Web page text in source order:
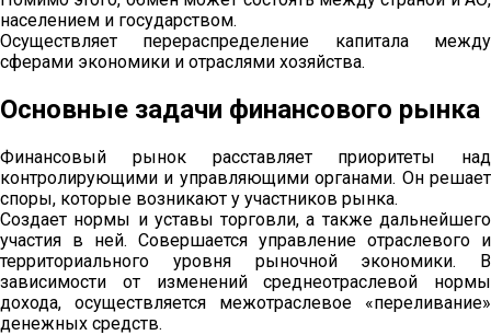
населением и государством.
Осуществляет перераспределение капитала между
сферами экономики и отраслями хозяйства.
Основные задачи финансового рынка
Финансовый рынок расставляет приоритеты над
контролирующими и управляющими органами. Он решает
споры, которые возникают у участников рынка.
Создает нормы и уставы торговли, а также дальнейшего
участия в ней. Совершается управление отраслевого и
территориального уровня рыночной экономики. В
зависимости от изменений среднеотраслевой нормы
дохода, осуществляется межотраслевое «переливание»
денежных средств.